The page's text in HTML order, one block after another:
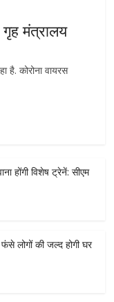
मंत्रालय
है. कोरोना वायरस
होंगी विशेष ट्रेनें: सीएम
लोगों की जल्द होगी घर